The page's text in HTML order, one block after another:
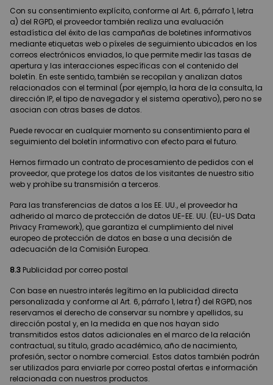
Con su consentimiento explícito, conforme al Art. 6, párrafo 1, letra
a) del RGPD, el proveedor también realiza una evaluación
estadística del éxito de las campañas de boletines informativos
mediante etiquetas web o píxeles de seguimiento ubicados en los
correos electrónicos enviados, lo que permite medir las tasas de
apertura y las interacciones específicas con el contenido del
boletín. En este sentido, también se recopilan y analizan datos
relacionados con el terminal (por ejemplo, la hora de la consulta, la
dirección IP, el tipo de navegador y el sistema operativo), pero no se
asocian con otras bases de datos.
Puede revocar en cualquier momento su consentimiento para el
seguimiento del boletín informativo con efecto para el futuro.
Hemos firmado un contrato de procesamiento de pedidos con el
proveedor, que protege los datos de los visitantes de nuestro sitio
web y prohíbe su transmisión a terceros.
Para las transferencias de datos a los EE. UU., el proveedor ha
adherido al marco de protección de datos UE-EE. UU. (EU-US Data
Privacy Framework), que garantiza el cumplimiento del nivel
europeo de protección de datos en base a una decisión de
adecuación de la Comisión Europea.
8.3 Publicidad por correo postal
Con base en nuestro interés legítimo en la publicidad directa
personalizada y conforme al Art. 6, párrafo 1, letra f) del RGPD, nos
reservamos el derecho de conservar su nombre y apellidos, su
dirección postal y, en la medida en que nos hayan sido
transmitidos estos datos adicionales en el marco de la relación
contractual, su título, grado académico, año de nacimiento,
profesión, sector o nombre comercial. Estos datos también podrán
ser utilizados para enviarle por correo postal ofertas e información
relacionada con nuestros productos.